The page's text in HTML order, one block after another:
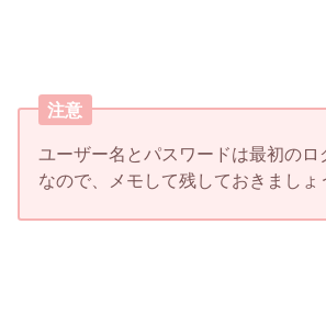
注意
ユーザー名とパスワードは最初のロ
なので、メモして残しておきましょ